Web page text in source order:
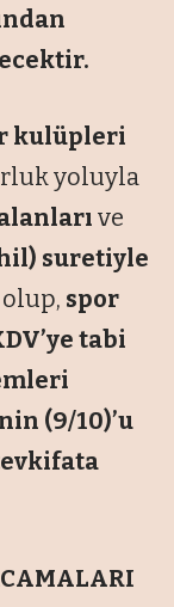
kulüpleri
yoluyla
ve
suretiyle
spor
tabi
(9/10)’u